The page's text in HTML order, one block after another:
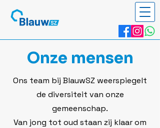
Onze mensen
Ons team bij BlauwSZ weerspiegelt
de diversiteit van onze
gemeenschap.
Van jong tot oud staan zij klaar om